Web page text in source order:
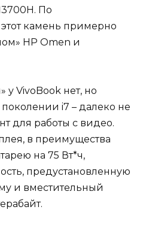
По
камень примерно
HP Omen и
VivoBook нет, но
i7 – далеко не
для работы с видео.
в преимущества
на 75 Вт*ч,
предустановленную
и вместительный